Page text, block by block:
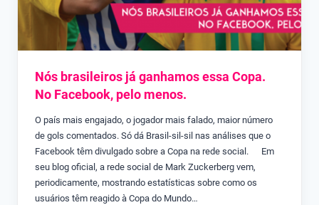
Nós brasileiros já ganhamos essa Copa.
No Facebook, pelo menos.
O país mais engajado, o jogador mais falado, maior número
de gols comentados. Só dá Brasil-sil-sil nas análises que o
Facebook têm divulgado sobre a Copa na rede social. Em
seu blog oficial, a rede social de Mark Zuckerberg vem,
periodicamente, mostrando estatísticas sobre como os
usuários têm reagido à Copa do Mundo…